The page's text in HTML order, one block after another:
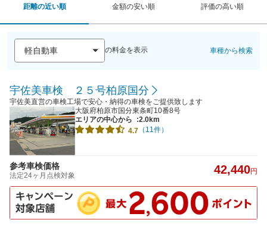
距離の近い順 金額の安い順 評価の高い順
の料金を表示 車種から検索
宇佐美車検 ２５号柏原国分
宇佐美直営の車検工場で安心・納得の車検をご提供致します
大阪府柏原市国分東条町10番8号
エリアの中心から
:2.0km
4.7 （11件）
参考車検価格
法定24ヶ月点検対象 42,440円